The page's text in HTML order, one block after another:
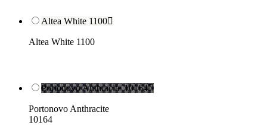
Altea White 1100
Altea White 1100
Portonovo Anthracite 10164
Portonovo Anthracite
10164